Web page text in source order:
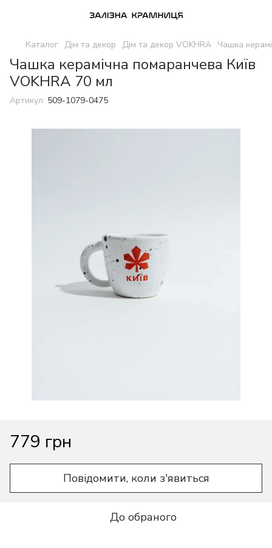
Каталог Дім та декор Дім та декор VOKHRA Чашка
Чашка керамічна помаранчева Київ
VOKHRA 70 мл
Артикул: 509-1079-0475
779 грн
Повідомити, коли з'явиться
До обраного